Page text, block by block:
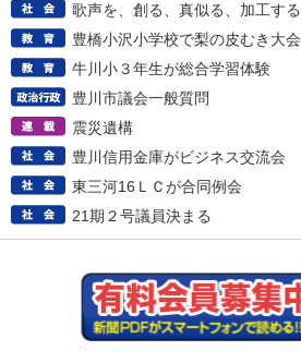
歌声を、創る、真似る、加工する
豊橋小沢小学校で梨の皮むき大会
牛川小３年生が総合学習体験
豊川市議会一般質問
震災遺構
豊川信用金庫がビジネス交流会
東三河16ＬＣが合同例会
21期２号議員決まる